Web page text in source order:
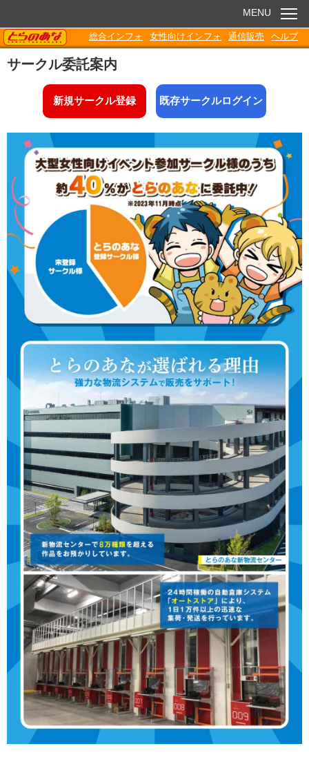
お知らせ
電子書籍
Q&A
各種ダウンロード
MENU
TORANOANA
総合インフォ 女性向けインフォ 通信販売 ヘルプ
サークル委託案内
新規サークル登録 既存サークルログイン